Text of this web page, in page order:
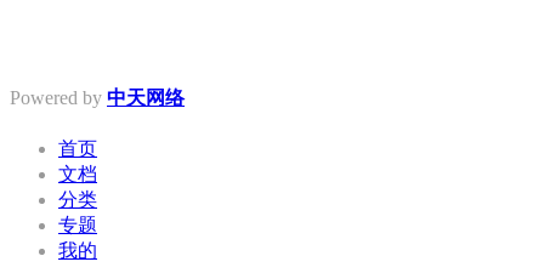
Powered by 中天网络
首页
文档
分类
专题
我的